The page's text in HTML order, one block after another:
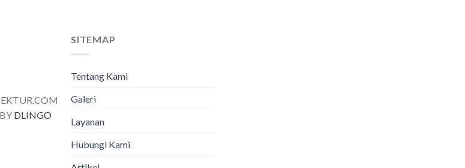
DLINGO
SITEMAP
Tentang Kami
Galeri
Layanan
Hubungi Kami